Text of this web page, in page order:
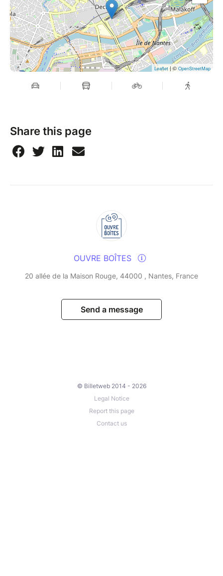
Leaflet| © OpenStreetMap
Share this page
OUVRE BOÎTES
20 allée de la Maison Rouge, 44000 , Nantes, France
Send a message
© Billetweb 2014 - 2026
Legal Notice
Report this page
Contact us